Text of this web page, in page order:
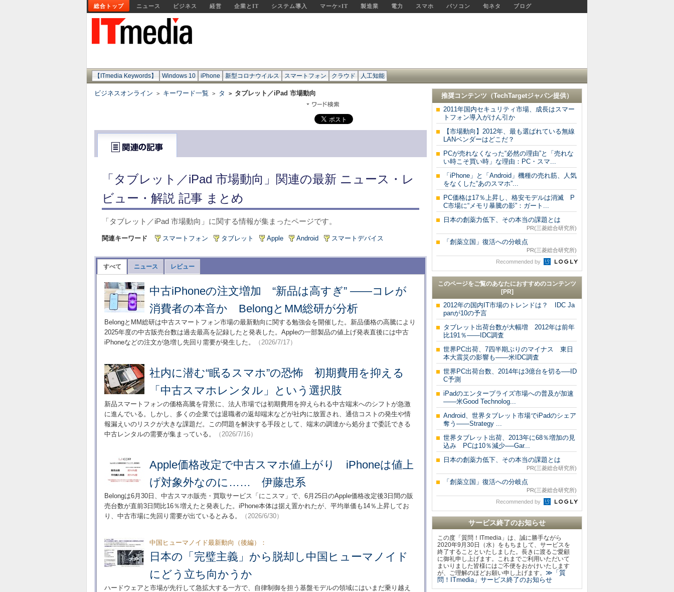
総合トップ ニュース ビジネス 経営 企業とIT システム導入 マーケ×IT 製造業 電力 スマホ パソコン 旬ネタ ブログ
【ITmedia Keywords】 Windows 10 iPhone 新型コロナウイルス スマートフォン クラウド 人工知能
ビジネスオンライン > キーワード一覧 > タ > タブレット／iPad 市場動向
「タブレット／iPad 市場動向」関連の最新 ニュース・レ
ビュー・解説 記事 まとめ
「タブレット／iPad 市場動向」に関する情報が集まったページです。
関連キーワード スマートフォン タブレット Apple Android スマートデバイス
すべて ニュース レビュー
中古iPhoneの注文増加 “新品は高すぎ” ――コレが
消費者の本音か BelongとMM総研が分析
BelongとMM総研は中古スマートフォン市場の最新動向に関する勉強会を開催した。新品価格の高騰により
2025年度の中古販売台数は過去最高を記録したと発表した。Appleの一部製品の値上げ発表直後には中古
iPhoneなどの注文が急増し先回り需要が発生した。
（2026/7/17）
社内に潜む“眠るスマホ”の恐怖 初期費用を抑える
「中古スマホレンタル」という選択肢
新品スマートフォンの価格高騰を背景に、法人市場では初期費用を抑えられる中古端末へのシフトが急激
に進んでいる。しかし、多くの企業では退職者の返却端末などが社内に放置され、通信コストの発生や情
報漏えいのリスクが大きな課題だ。この問題を解決する手段として、端末の調達から処分まで委託できる
中古レンタルの需要が集まっている。
（2026/7/16）
Apple価格改定で中古スマホ値上がり iPhoneは値上
げ対象外なのに…… 伊藤忠系
Belongは6月30日、中古スマホ販売・買取サービス「にこスマ」で、6月25日のApple価格改定後3日間の販
売台数が直前3日間比16％増えたと発表した。iPhone本体は据え置かれたが、平均単価も14％上昇してお
り、中古市場に先回り需要が出ているとみる。
（2026/6/30）
中国ヒューマノイド最新動向（後編）：
日本の「完璧主義」から脱却し中国ヒューマノイド
にどう立ち向かうか
ハードウェアと市場が先行して急拡大する一方で、自律制御を担う基盤モデルの領域にはいまだ乗り越え
推奨コンテンツ（TechTargetジャパン提供）
2011年国内セキュリティ市場、成長はスマー
トフォン導入がけん引か
【市場動向】2012年、最も選ばれている無線
LANベンダーはどこだ？
PCが売れなくなった“必然の理由”と「売れな
い時こそ買い時」な理由：PC・スマ...
「iPhone」と「Android」機種の売れ筋、人気
をなくした“あのスマホ”...
PC価格は17％上昇し、格安モデルは消滅 P
C市場に“メモリ暴騰の影”：ガート...
日本の創薬力低下、その本当の課題とは
PR(三菱総合研究所)
「創薬立国」復活への分岐点
PR(三菱総合研究所)
Recommended by
このページをご覧のあなたにおすすめのコンテンツ
[PR]
2012年の国内IT市場のトレンドは？ IDC Ja
panが10の予言
タブレット出荷台数が大幅増 2012年は前年
比191％――IDC調査
世界PC出荷、7四半期ぶりのマイナス 東日
本大震災の影響も――米IDC調査
世界PC出荷台数、2014年は3億台を切る──ID
C予測
iPadのエンタープライズ市場への普及が加速
――米Good Technolog...
Android、世界タブレット市場でiPadのシェア
奪う――Strategy ...
世界タブレット出荷、2013年に68％増加の見
込み PCは10％減少──Gar...
日本の創薬力低下、その本当の課題とは
PR(三菱総合研究所)
「創薬立国」復活への分岐点
PR(三菱総合研究所)
Recommended by
サービス終了のお知らせ
この度「質問！ITmedia」は、誠に勝手ながら
2020年9月30日（水）をもちまして、サービスを
終了することといたしました。長きに渡るご愛顧
に御礼申し上げます。これまでご利用いただいて
まいりました皆様にはご不便をおかけいたします
が、ご理解のほどお願い申し上げます。 ≫「質
問！ITmedia」サービス終了のお知らせ